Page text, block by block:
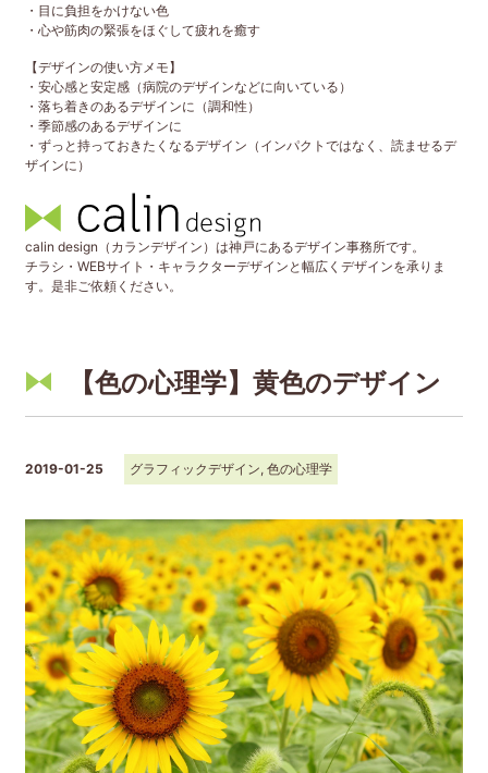
・目に負担をかけない色
・心や筋肉の緊張をほぐして疲れを癒す
【デザインの使い方メモ】
・安心感と安定感（病院のデザインなどに向いている）
・落ち着きのあるデザインに（調和性）
・季節感のあるデザインに
・ずっと持っておきたくなるデザイン（インパクトではなく、読ませるデ
ザインに）
calin design（カランデザイン）は神戸にあるデザイン事務所です。
チラシ・WEBサイト・キャラクターデザインと幅広くデザインを承りま
す。是非ご依頼ください。
【色の心理学】黄色のデザイン
2019-01-25 グラフィックデザイン, 色の心理学